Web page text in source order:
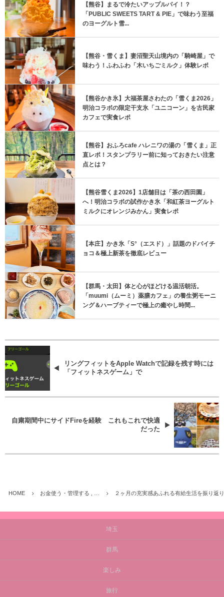
【熊谷】まるで冷たいアップルパイ！？
「PUBLIC SWEETS TART & PIE」で味わう至福
のヨーグルト雪...
【熊谷・雪くま】妻沼聖天山境内の「騎崎屋」で
味わう！ふわふわ「木いちごミルク」体験レポ
【熊谷かき氷】大福茶屋さわたの「雪くま2026」
明治コラボの限定干支氷「ユニコーン」を古民家
カフェで実食レポ
【熊谷】おふろcafe ハレニワの湯の「雪くま」正
直レポ！スタンプラリー前に知っておきたい注意
点とは？
【熊谷雪くま2026】1店舗目は「茶の西田園」
へ！明治コラボの試作かき氷「和紅茶ヨーグルト
ミルクにオレンジみかん」実食レポ
【本庄】かき氷「S°（エスド）」話題のドバイチ
ョコ＆極上新茶を徹底レビュー
【群馬・太田】体と心がほどける温活朝活。
「muumi（ムーミ）薬膳カフェ」の養生粥モーニ
ング＆ハーブティーで極上の癒やし時間...
リングフィットをApple Watchで記録を残す時には
「フィットネスゲーム」で
自粛期間中にサイドFireを経験 これもこれで快適
だった
HOME お金使う・管理する , … ２ヶ月の充実感あふれる有給生活を振り
埼玉
群馬
楽しみ
旅行